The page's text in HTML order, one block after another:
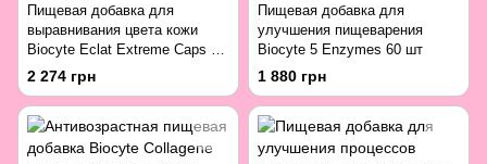
Пищевая добавка для
выравнивания цвета кожи
Biocyte Eclat Extreme Caps 40
шт
2 274 грн
Пищевая добавка для
улучшения пищеварения
Biocyte 5 Enzymes 60 шт
1 880 грн